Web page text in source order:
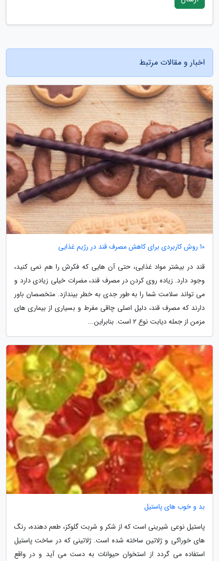
اخبار و مقالات مرتبط
10 روش کاربردی برای کاهش مصرف قند در رژیم غذایی
قند در بیشتر مواد غذایی، حتی آن هایی که فکرش را هم نمی کنید،
وجود دارد. زیاده روی کردن در مصرف قند، مضرات خیلی زیادی دارد و
می تواند سلامت شما را به طور جدی به خطر بیندازد. متخصصان باور
دارند که مصرف قند، دلیل اصلی چاقی مفرط و بسیاری از بیماری های
مزمن از جمله دیابت نوع 2 است. بنابراین...
بد و خوب های پاستیل
پاستیل نوعی شیرینی است که از شکر و شربت گلوکز، طعم دهنده، رنگ
های خوراکی و ژلاتین ساخته شده است. ژلاتینی که در ساخت پاستیل
استفاده می گردد از استخوان حیوانات به دست می آید و در واقع